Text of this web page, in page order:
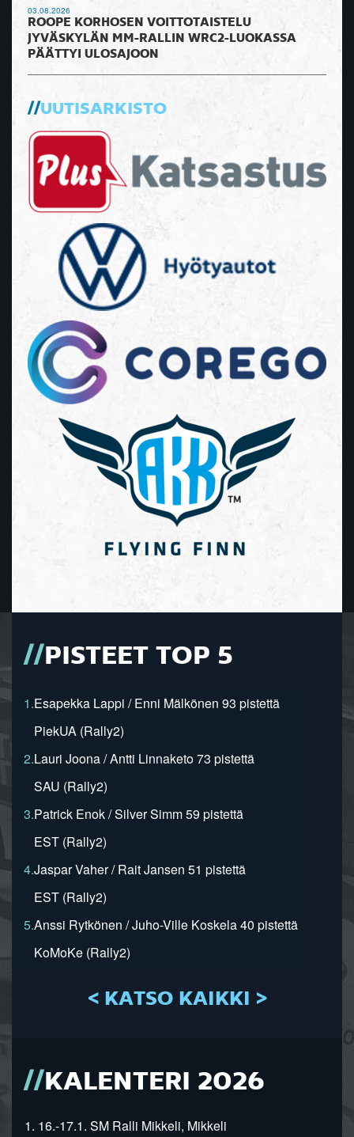
03.08.2026
ROOPE KORHOSEN VOITTOTAISTELU
JYVÄSKYLÄN MM-RALLIN WRC2-LUOKASSA
PÄÄTTYI ULOSAJOON
UUTISARKISTO
PISTEET TOP 5
1.Esapekka Lappi / Enni Mälkönen 93 pistettä
PiekUA (Rally2)
2.Lauri Joona / Antti Linnaketo 73 pistettä
SAU (Rally2)
3.Patrick Enok / Silver Simm 59 pistettä
EST (Rally2)
4.Jaspar Vaher / Rait Jansen 51 pistettä
EST (Rally2)
5.Anssi Rytkönen / Juho-Ville Koskela 40 pistettä
KoMoKe (Rally2)
< KATSO KAIKKI >
KALENTERI 2026
1. 16.-17.1. SM Ralli Mikkeli, Mikkeli